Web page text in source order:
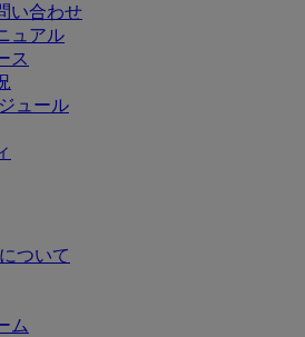
い合わせ
ュアル
ス
ュール
ついて
ム